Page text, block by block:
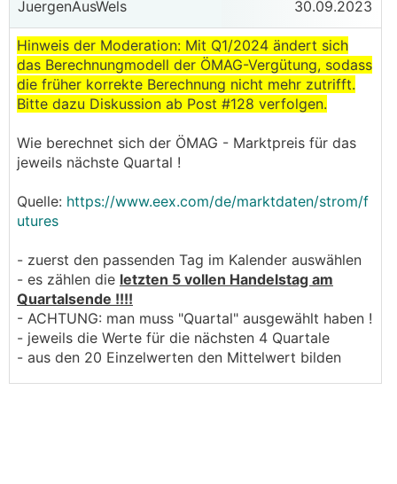
JuergenAusWels 30.09.2023
Hinweis der Moderation: Mit Q1/2024 ändert sich
das Berechnungmodell der ÖMAG-Vergütung, sodass
die früher korrekte Berechnung nicht mehr zutrifft.
Bitte dazu Diskussion ab Post #128 verfolgen.
Wie berechnet sich der ÖMAG - Marktpreis für das
jeweils nächste Quartal !
Quelle: https://www.eex.com/de/marktdaten/strom/f
utures
- zuerst den passenden Tag im Kalender auswählen
- es zählen die letzten 5 vollen Handelstag am
Quartalsende !!!!
- ACHTUNG: man muss "Quartal" ausgewählt haben !
- jeweils die Werte für die nächsten 4 Quartale
- aus den 20 Einzelwerten den Mittelwert bilden